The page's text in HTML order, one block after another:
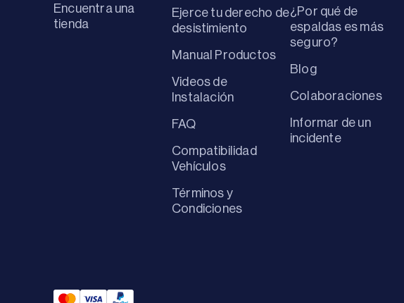
Encuentra una
tienda
Ejerce tu derecho de
desistimiento
Manual Productos
Videos de
Instalación
FAQ
Compatibilidad
Vehículos
Términos y
Condiciones
¿Por qué de
espaldas es más
seguro?
Blog
Colaboraciones
Informar de un
incidente
Mastercard Payment
Visa Payment
Paypal Payment